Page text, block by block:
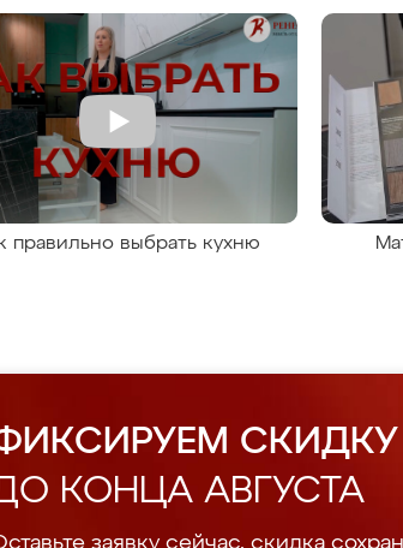
правильно выбрать кухню
СКИДКУ
КОНЦА АВГУСТА
заявку сейчас, скидка